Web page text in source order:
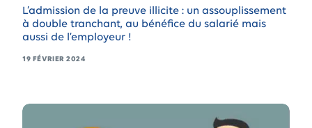
L’admission de la preuve illicite : un assouplissement
à double tranchant, au bénéfice du salarié mais
aussi de l’employeur !
19 FÉVRIER 2024